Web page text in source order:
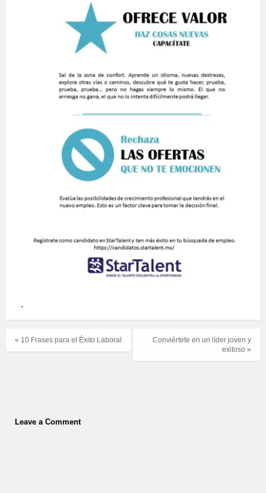
.
Conviértete en un líder joven y
exitoso »
« 10 Frases para el Éxito Laboral
Leave a Comment